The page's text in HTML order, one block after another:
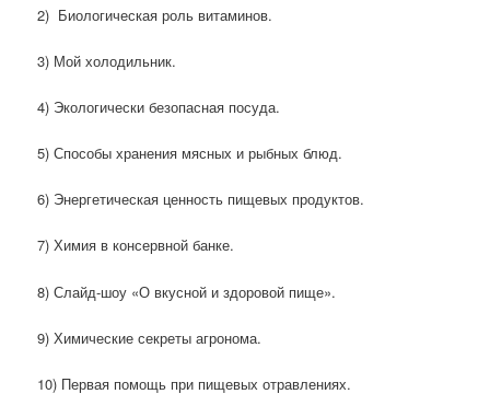
2) Биологическая роль витаминов.
3) Мой холодильник.
4) Экологически безопасная посуда.
5) Способы хранения мясных и рыбных блюд.
6) Энергетическая ценность пищевых продуктов.
7) Химия в консервной банке.
8) Слайд-шоу «О вкусной и здоровой пище».
9) Химические секреты агронома.
10) Первая помощь при пищевых отравлениях.